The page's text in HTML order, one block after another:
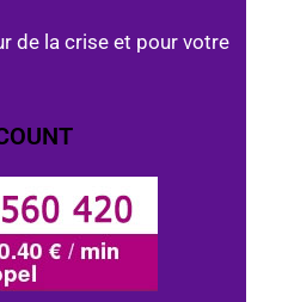
de la crise et pour votre